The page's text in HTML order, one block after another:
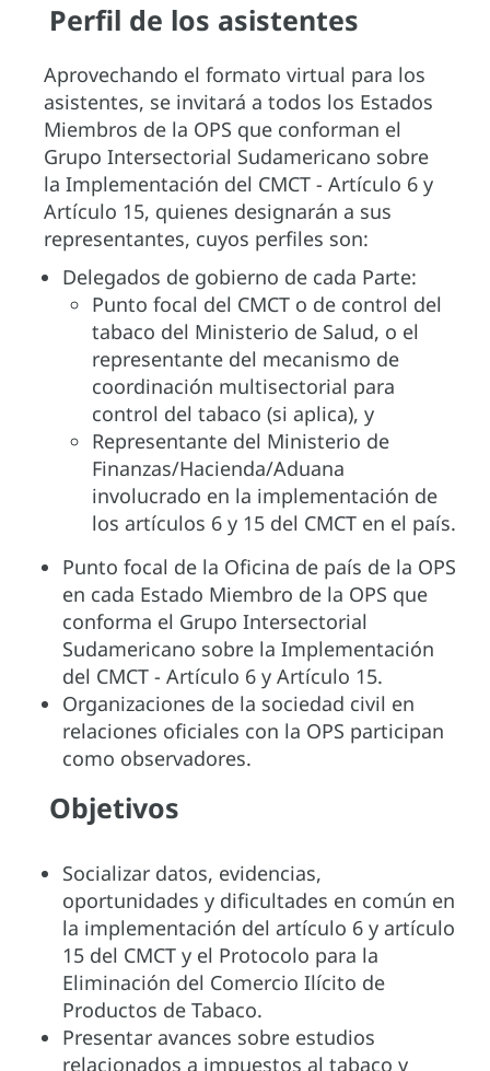
Perfil de los asistentes
Aprovechando el formato virtual para los
asistentes, se invitará a todos los Estados
Miembros de la OPS que conforman el
Grupo Intersectorial Sudamericano sobre
la Implementación del CMCT - Artículo 6 y
Artículo 15, quienes designarán a sus
representantes, cuyos perfiles son:
Delegados de gobierno de cada Parte:
Punto focal del CMCT o de control del
tabaco del Ministerio de Salud, o el
representante del mecanismo de
coordinación multisectorial para
control del tabaco (si aplica), y
Representante del Ministerio de
Finanzas/Hacienda/Aduana
involucrado en la implementación de
los artículos 6 y 15 del CMCT en el país.
Punto focal de la Oficina de país de la OPS
en cada Estado Miembro de la OPS que
conforma el Grupo Intersectorial
Sudamericano sobre la Implementación
del CMCT - Artículo 6 y Artículo 15.
Organizaciones de la sociedad civil en
relaciones oficiales con la OPS participan
como observadores.
Objetivos
Socializar datos, evidencias,
oportunidades y dificultades en común en
la implementación del artículo 6 y artículo
15 del CMCT y el Protocolo para la
Eliminación del Comercio Ilícito de
Productos de Tabaco.
Presentar avances sobre estudios
relacionados a impuestos al tabaco y